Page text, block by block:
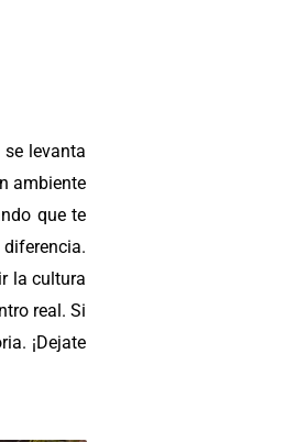
levanta
ambiente
que te
la cultura
real. Si
¡Dejate